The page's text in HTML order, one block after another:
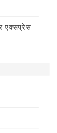
एक्सप्रेस